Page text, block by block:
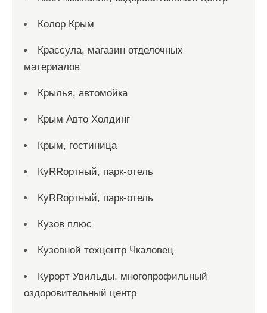
Колор Крым
Крассула, магазин отделочных
материалов
Крылья, автомойка
Крым Авто Холдинг
Крым, гостиница
КуRRортный, парк-отель
КуRRортный, парк-отель
Кузов плюс
Кузовной техцентр Чкаловец
Курорт Увильды, многопрофильный
оздоровительный центр